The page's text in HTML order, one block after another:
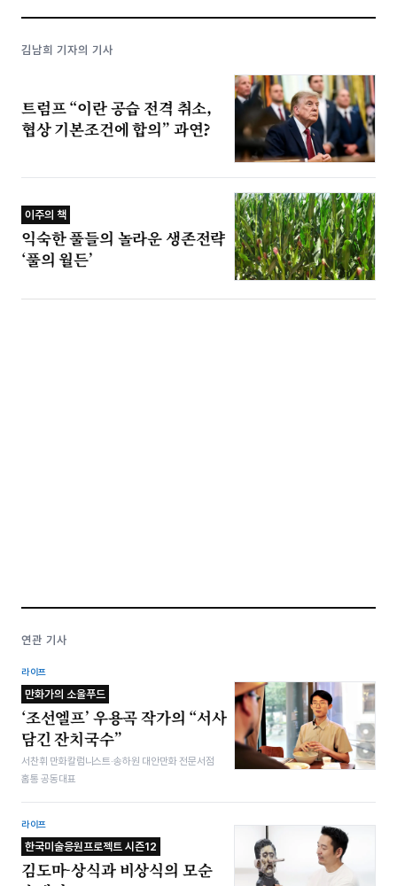
김남희 기자의 기사
트럼프 “이란 공습 전격 취소,
협상 기본조건에 합의” 과연?
이주의 책
익숙한 풀들의 놀라운 생존전략
‘풀의 월든’
연관 기사
라이프
만화가의 소울푸드
‘조선엘프’ 우용곡 작가의 “서사
담긴 잔치국수”
서찬휘 만화칼럼니스트·송하원 대안만화 전문서점
홈통 공동대표
라이프
한국미술응원프로젝트 시즌12
김도마-상식과 비상식의 모순